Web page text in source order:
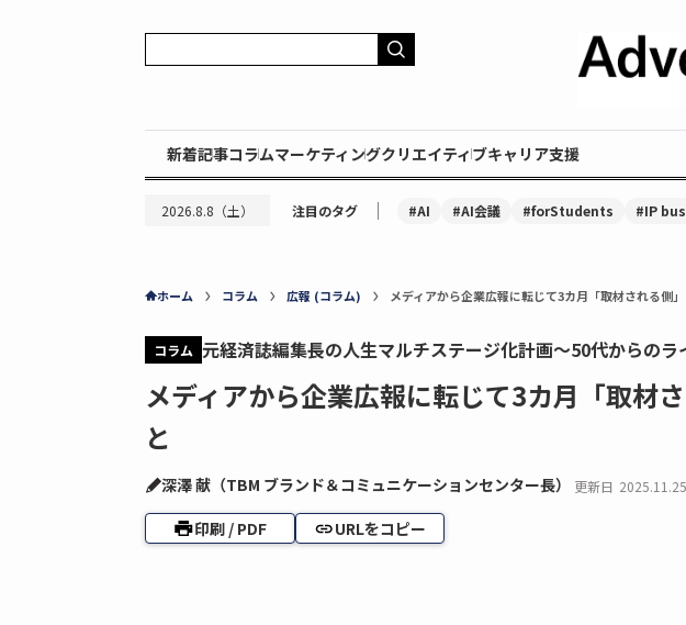
新着記事コラムマーケティングクリエイティブキャリア支援
2026.8.8（土） 注目のタグ ｜ #AI #AI会議 #forStudents #IP
ホーム コラム 広報 (コラム) メディアから企業広報に転じて3カ月「取材される側
コラム 元経済誌編集長の人生マルチステージ化計画～50代からのラ
メディアから企業広報に転じて3カ月「取材
と
深澤 献（TBM ブランド＆コミュニケーションセンター長） 更新日 2025.11.25
印刷 / PDF URLをコピー